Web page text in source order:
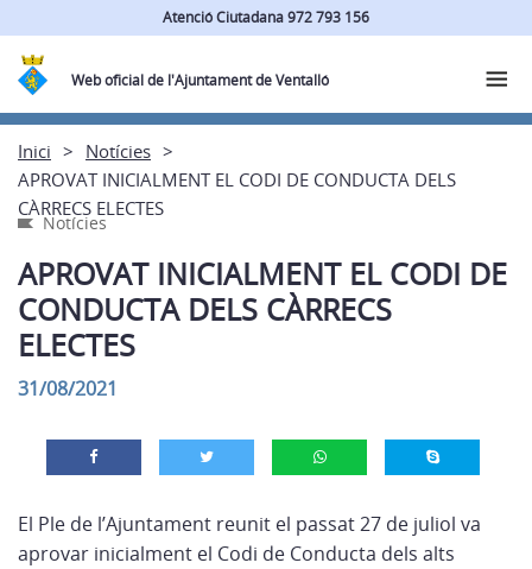
Atenció Ciutadana 972 793 156
Web oficial de l'Ajuntament de Ventalló
Inici
Notícies
APROVAT INICIALMENT EL CODI DE CONDUCTA DELS
CÀRRECS ELECTES
Notícies
APROVAT INICIALMENT EL CODI DE
CONDUCTA DELS CÀRRECS
ELECTES
31/08/2021
El Ple de l’Ajuntament reunit el passat 27 de juliol va
aprovar inicialment el Codi de Conducta dels alts